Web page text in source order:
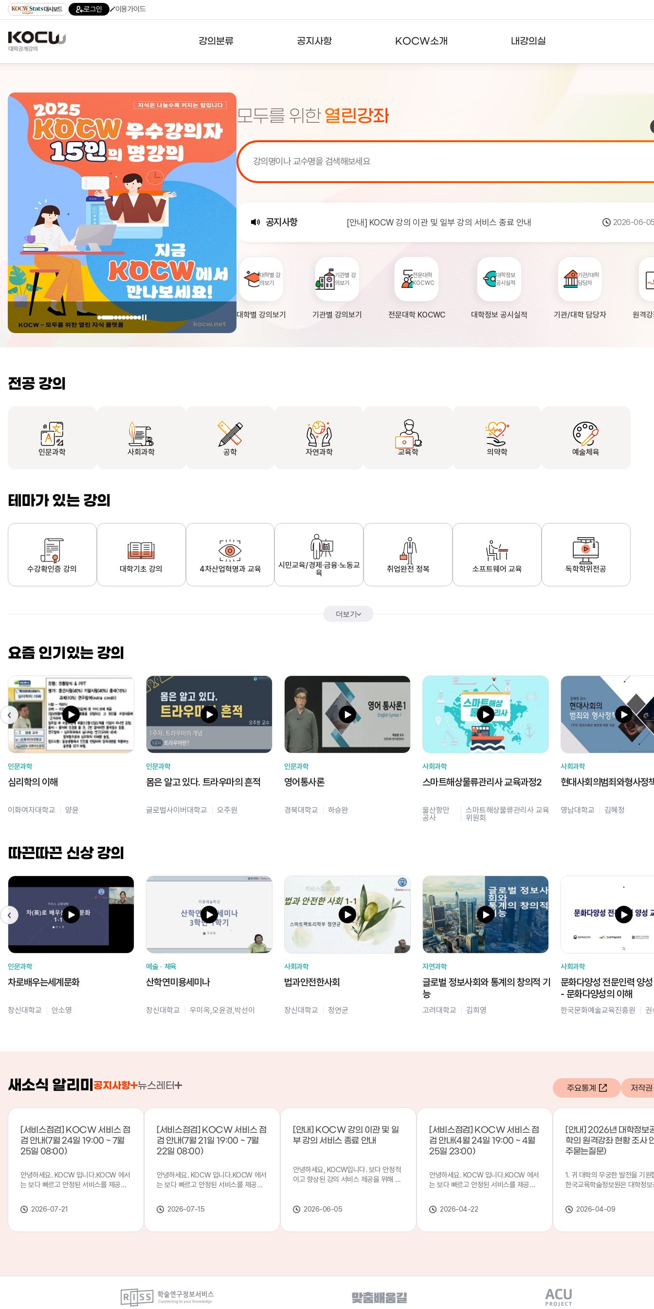
대시보드 로그인 이용가이드
강의분류
기관강의
테마강의
공지사항
주요통계현황
KOCW소개 내강의실
모두를 위한 열린강좌
공지사항
[서비스점검] KOCW 서비스 점검 안내(7월 24일 19:00 ~ 7월... 2026-07-
[안내] KOCW 강의 이관 및 일부 강의 서비스 종료 안내 2026-06-
[안내] 2026년 대학정보공시 대학의 원격강좌 현황 조사 안내(자주묻... 2026-04-
대학별 강
의보기
대학별 강의보기
기관별 강
의보기
기관별 강의보기
전문대학
KOCWC
전문대학 KOCWC
대학정보
공시실적
대학정보 공시실적
기관/대학
담당자
기관/대학 담당자 원격
전공 강의
인문과학 사회과학 공학 자연과학 교육학 의약학 예술체육
테마가 있는 강의
수강확인증 강의 대학기초 강의 4차산업혁명과 교육
시민교육/경제·금융·노동교
육
취업완전 정복 소프트웨어 교육 독학학위전공
더보기
요즘 인기있는 강의
인문과학
심리학의 이해
이화여자대학교 양윤
인문과학
몸은 알고 있다. 트라우마의 흔적
글로벌사이버대학교 오주원
인문과학
영어통사론
경북대학교 하승완
사회과학
스마트해상물류관리사 교육과정2
울산항만
공사
스마트해상물류관리사 교육
위원회
사회과학
현대사회의범죄와형사정
영남대학교 김혜정
따끈따끈 신상 강의
인문과학
차로배우는세계문화
창신대학교 안소영
예술ㆍ체육
산학연미용세미나
창신대학교 우미옥,오윤경,박선이
사회과학
법과안전한사회
창신대학교 정연균
자연과학
글로벌 정보사회와 통계의 창의적 기
능
고려대학교 김희영
사회과학
문화다양성 전문인력 양
- 문화다양성의 이해
한국문화예술교육진흥원 권
새소식 알리미 공지사항 뉴스레터
[서비스점검] KOCW 서비스 점
검 안내(7월 24일 19:00 ~ 7월
25일 08:00)
안녕하세요. KOCW 입니다.KOCW 에서
는 보다 빠르고 안정된 서비스를 제공하
합니다.※ 서비스 점검 작업 일시 : 7월
24일(금) 19:00 ~ 7월 25일(토) 08:00
안 서비스가 일시 중지될 수 있으니, 이
2026-07-21
[서비스점검] KOCW 서비스 점
검 안내(7월 21일 19:00 ~ 7월
22일 08:00)
안녕하세요. KOCW 입니다.KOCW 에서
는 보다 빠르고 안정된 서비스를 제공하
합니다.※ 서비스 점검 작업 일시 : 7월 21
일(화) 19:00 ~ 7월 22일(수) 08:00이
서비스가일시 중지될 수 있으니, 이 점 양
2026-07-15
[안내] KOCW 강의 이관 및 일
부 강의 서비스 종료 안내
안녕하세요, KOCW입니다. 보다 안정적
이고 향상된 강의 서비스 제공을 위해 강
스가 종료될 예정이오니, 이용에 참고하
종료 강의 안내 이관 작업으로 인해 일부
었습니다. 서비스 종료 강의 목록은 아래
링크에서 확인하실 수 있습니다. → 서비
2026-06-05
[서비스점검] KOCW 서비스 점
검 안내(4월 24일 19:00 ~ 4월
25일 23:00)
안녕하세요. KOCW 입니다.KOCW 에서
는 보다 빠르고 안정된 서비스를 제공하
합니다.※ 서비스 점검 작업 일시 : 4월
24일(금) 19:00 ~ 4월 25일(토) 23:00
안 일시중지될 예정이오니, 이 점 양해하
2026-04-22
[안내] 2026년 대학정보
학의 원격강좌 현황 조사
주묻는질문)
1. 귀 대학의 무궁한 발전을 기원
한국교육학술정보원은 대학정
본 조사는 2025. 3. 1~2026. 2.
에 운영된 원격강좌(이러닝) 현
강좌(12-바)'에 데이터를 연계할
인시 캠퍼스인 경우 해당 캠퍼스
있는 기관명을 선택하시면 됩니
2026-04-09
주요통계 저작